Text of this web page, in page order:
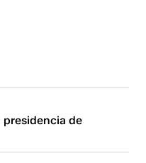
presidencia de